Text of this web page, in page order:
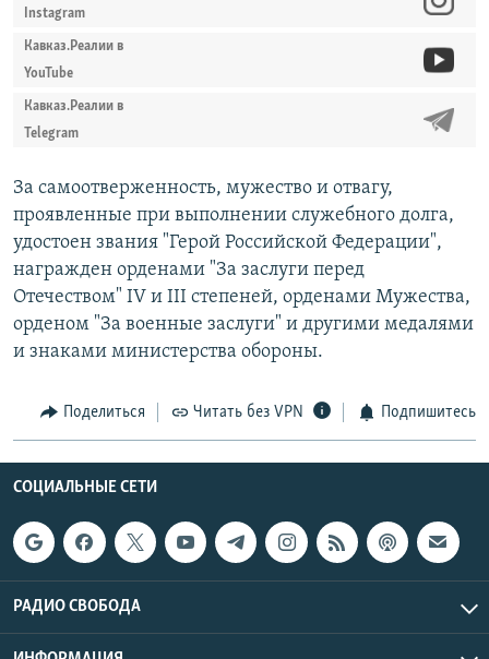
Instagram
Кавказ.Реалии в
YouTube
Кавказ.Реалии в
Telegram
За самоотверженность, мужество и отвагу,
проявленные при выполнении служебного долга,
удостоен звания "Герой Российской Федерации",
награжден орденами "За заслуги перед
Отечеством" IV и III степеней, орденами Мужества,
орденом "За военные заслуги" и другими медалями
и знаками министерства обороны.
Поделиться Читать без VPN Подпишитесь
СОЦИАЛЬНЫЕ СЕТИ
РАДИО СВОБОДА